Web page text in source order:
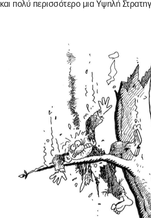
και πολύ περισσότερο μια Υψηλή